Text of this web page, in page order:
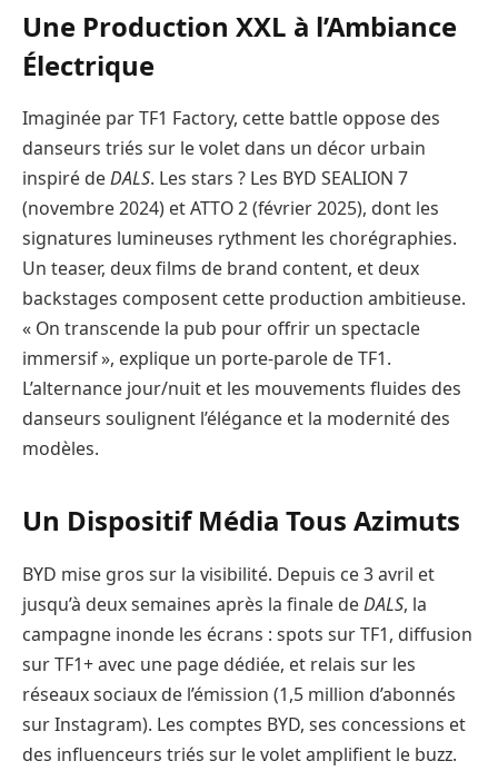
Une Production XXL à l’Ambiance
Électrique
Imaginée par TF1 Factory, cette battle oppose des
danseurs triés sur le volet dans un décor urbain
inspiré deDALS. Les stars ? Les BYD SEALION 7
(novembre 2024) et ATTO 2 (février 2025), dont les
signatures lumineuses rythment les chorégraphies.
Un teaser, deux films de brand content, et deux
backstages composent cette production ambitieuse.
« On transcende la pub pour offrir un spectacle
immersif », explique un porte-parole de TF1.
L’alternance jour/nuit et les mouvements fluides des
danseurs soulignent l’élégance et la modernité des
modèles.
Un Dispositif Média Tous Azimuts
BYD mise gros sur la visibilité. Depuis ce 3 avril et
jusqu’à deux semaines après la finale deDALS, la
campagne inonde les écrans : spots sur TF1, diffusion
sur TF1+ avec une page dédiée, et relais sur les
réseaux sociaux de l’émission (1,5 million d’abonnés
sur Instagram). Les comptes BYD, ses concessions et
des influenceurs triés sur le volet amplifient le buzz.